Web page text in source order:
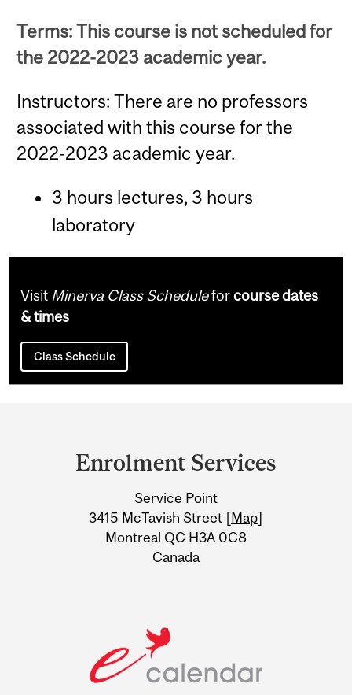
Terms: This course is not scheduled for
the 2022-2023 academic year.
Instructors: There are no professors
associated with this course for the
2022-2023 academic year.
3 hours lectures, 3 hours
laboratory
Visit Minerva Class Scheduleforcourse dates
& times
Class Schedule
Information
Enrolment Services
Service Point
3415 McTavish Street [Map]
Montreal QC H3A 0C8
Canada